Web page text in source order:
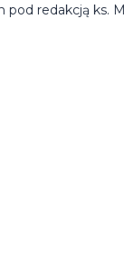
pod redakcją ks.